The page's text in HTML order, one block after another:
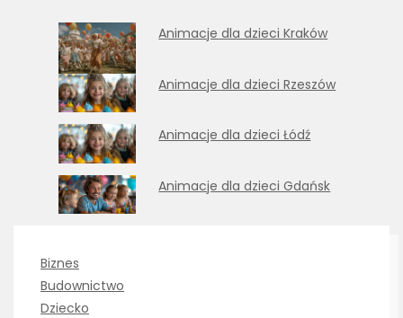
Animacje dla dzieci Kraków
Animacje dla dzieci Rzeszów
Animacje dla dzieci Łódź
Animacje dla dzieci Gdańsk
Biznes
Budownictwo
Dziecko